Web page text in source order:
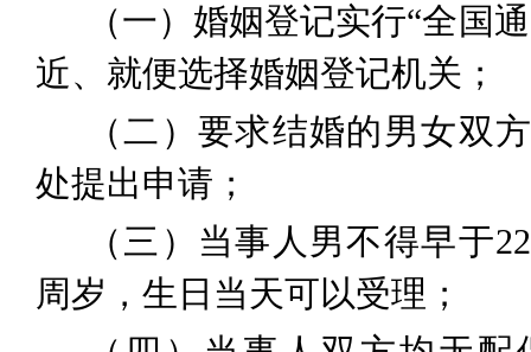
（一） 婚姻登记实行“全国
近、就便选择婚姻登记机关；
（二）要求结婚的男女双
处提出申请 ；
（三）当事人男不得早于22
周岁 ，生日当天可以受理；